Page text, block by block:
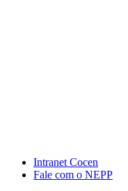
Intranet Cocen
Fale com o NEPP